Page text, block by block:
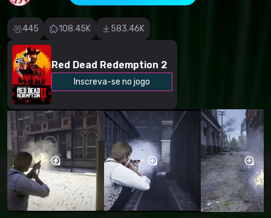
445 108.45K 583.46K
Red Dead Redemption 2
Inscreva-se no jogo